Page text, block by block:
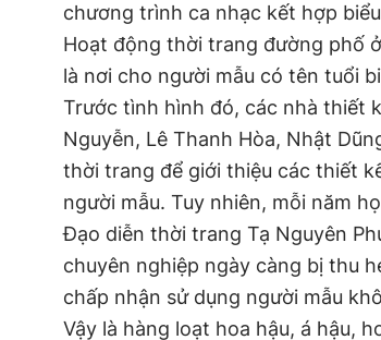
chương trình ca nhạc kết hợp
Hoạt động thời trang đường phố
là nơi cho người mẫu có tên tuổi
Trước tình hình đó, các nhà thiết
Nguyễn, Lê Thanh Hòa, Nhật
thời trang để giới thiệu các thiết
người mẫu. Tuy nhiên, mỗi năm
Đạo diễn thời trang Tạ Nguyên
chuyên nghiệp ngày càng bị thu
chấp nhận sử dụng người mẫu
Vậy là hàng loạt hoa hậu, á hậu,